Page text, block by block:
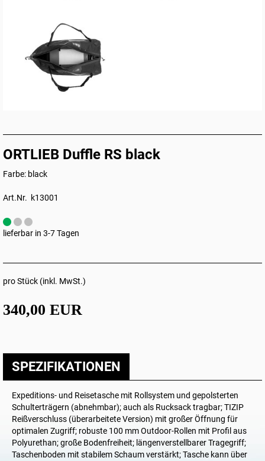
ORTLIEB Duffle RS black
Farbe: black
Art.Nr. k13001
lieferbar in 3-7 Tagen
pro Stück (inkl. MwSt.)
340,00 EUR
SPEZIFIKATIONEN
Expeditions- und Reisetasche mit Rollsystem und gepolsterten
Schulterträgern (abnehmbar); auch als Rucksack tragbar; TIZIP
Reißverschluss (überarbeitete Version) mit großer Öffnung für
optimalen Zugriff; robuste 100 mm Outdoor-Rollen mit Profil aus
Polyurethan; große Bodenfreiheit; längenverstellbarer Tragegriff;
Taschenboden mit stabilem Schaum verstärkt; Tasche kann über